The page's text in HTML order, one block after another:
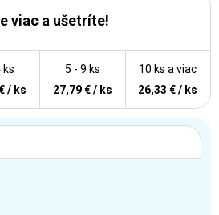
viac a ušetríte!
10 ks a viac
26,33 € / ks
5 - 9 ks
27,79 € / ks
ks
/ ks